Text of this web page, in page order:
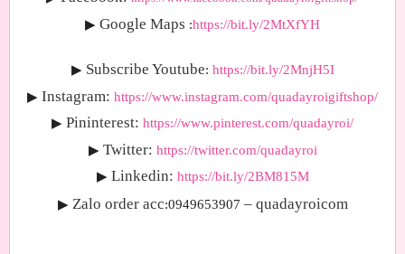
▶ Google Maps :https://bit.ly/2MtXfYH
▶ Subscribe Youtube: https://bit.ly/2MnjH5I
▶ Instagram: https://www.instagram.com/quadayroigiftshop/
▶ Pininterest: https://www.pinterest.com/quadayroi/
▶ Twitter: https://twitter.com/quadayroi
▶ Linkedin: https://bit.ly/2BM815M
▶ Zalo order acc:0949653907 – quadayroicom